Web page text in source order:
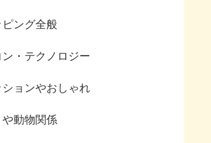
ピング全般
・テクノロジー
ションやおしゃれ
動物関係